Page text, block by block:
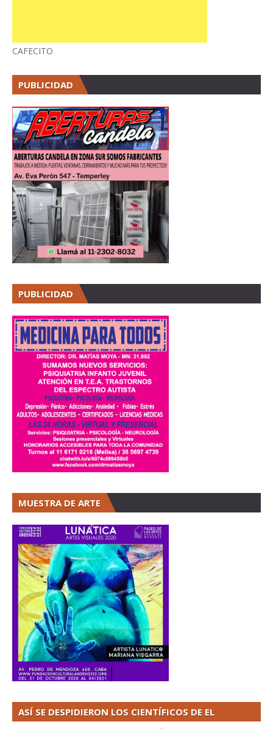
CAFECITO
PUBLICIDAD
PUBLICIDAD
MUESTRA DE ARTE
ASÍ SE DESPIDIERON LOS CIENTÍFICOS DE EL